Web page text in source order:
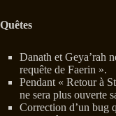
Quêtes
Danath et Geya’rah
requête de Faerin ».
Pendant « Retour à
ne sera plus ouverte
Correction d’un bug